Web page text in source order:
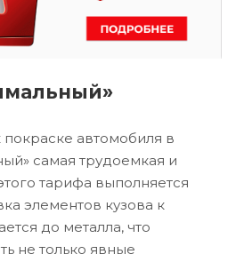
покраске автомобиля в
самая трудоемкая и
тарифа выполняется
элементов кузова к
до металла, что
не только явные